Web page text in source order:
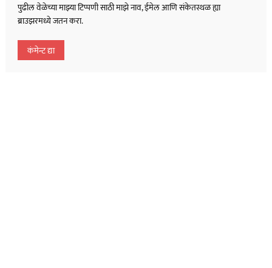
पुढील वेळेच्या माझ्या टिप्पणी साठी माझे नाव, ईमेल आणि संकेतस्थळ ह्या
ब्राउझरमध्ये जतन करा.